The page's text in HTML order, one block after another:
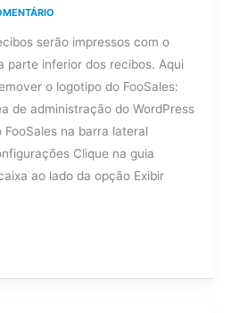
serão impressos com o
parte inferior dos recibos. Aqui
o logotipo do FooSales:
de administração do WordPress
na barra lateral
Clique na guia
ao lado da opção Exibir